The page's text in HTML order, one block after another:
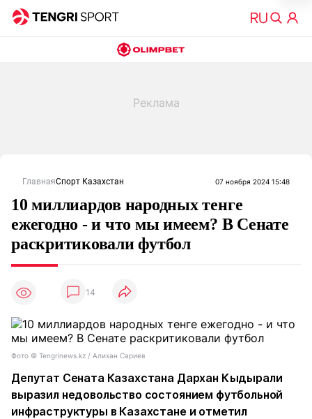
ГлавнаяСпорт Казахстан 07 ноября 2024 15:48
10 миллиардов народных тенге
ежегодно - и что мы имеем? В Сенате
раскритиковали футбол
14
Фото ©️ Tengrinews.kz / Алихан Сариев
Депутат Сената Казахстана Дархан Кыдырали
выразил недовольство состоянием футбольной
инфраструктуры в Казахстане и отметил